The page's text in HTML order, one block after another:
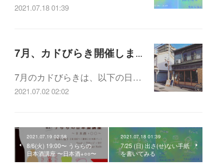
2021.07.18 01:39
7月、カドびらき開催します！
7月のカドびらきは、以下の日…
2021.07.02 02:02
2021.07.19 02:58
8/6(火) 19:00〜 うららの
日本酒講座 〜日本酒+○○〜
2021.07.18 01:39
7/25 (日) 出さ(せ)ない手紙
を書いてみる